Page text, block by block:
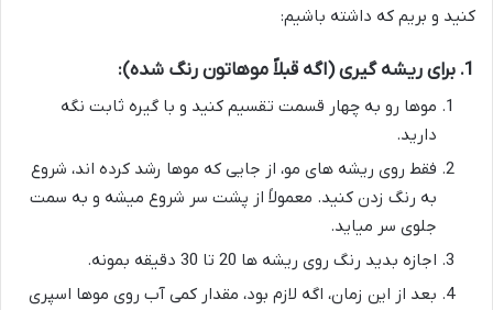
کنید و بریم که داشته باشیم:
1. برای ریشه گیری (اگه قبلاً موهاتون رنگ شده):
موها رو به چهار قسمت تقسیم کنید و با گیره ثابت نگه
دارید.
فقط روی ریشه های مو، از جایی که موها رشد کرده اند، شروع
به رنگ زدن کنید. معمولاً از پشت سر شروع میشه و به سمت
جلوی سر میاید.
اجازه بدید رنگ روی ریشه ها 20 تا 30 دقیقه بمونه.
بعد از این زمان، اگه لازم بود، مقدار کمی آب روی موها اسپری